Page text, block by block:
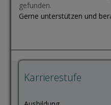
gefunden.
Gerne unterstützen und
Karrierestufe